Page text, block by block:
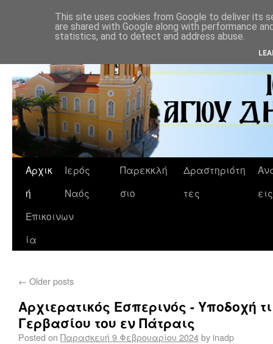
Αρχικ
ή
Ιερός
Ναός
Παρεκκλή
σιο
Δραστηριότη
τες
εις
Επικοινων
ία
← Older posts
Αρχιερατικός Εσπερινός - Υποδοχή
Γερβασίου του εν Πάτραις
Posted on Παρασκευή 9 Φεβρουαρίου 2024by inadp
This site uses cookies from Google to deliver its
are shared with Google along with performance
statistics, and to detect and address abuse.